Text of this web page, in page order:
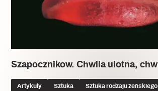
Szapocznikow. Chwila ulotna,
Artykuły Sztuka Sztuka rodzaju żeńskiego